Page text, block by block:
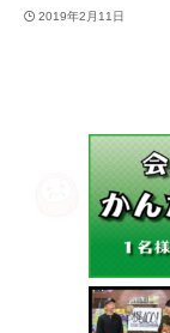
2019年2月11日